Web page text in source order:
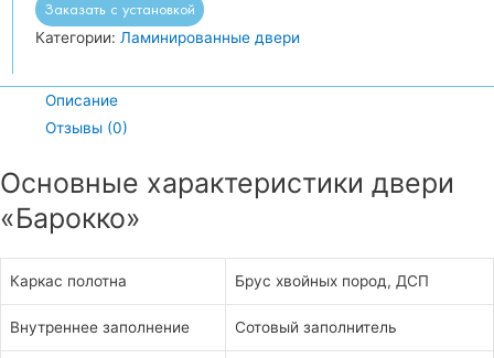
Заказать с установкой
Категории: Ламинированные двери
Описание
Отзывы (0)
Основные характеристики двери
«Барокко»
Каркас полотна Брус хвойных пород, ДСП
Внутреннее заполнение Сотовый заполнитель